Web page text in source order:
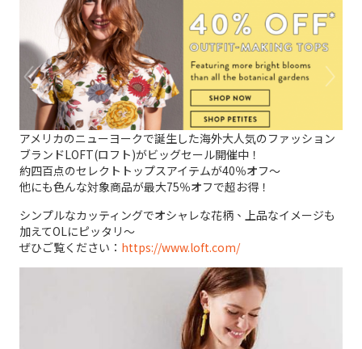
アメリカのニューヨークで誕生した海外大人気のファッション
ブランドLOFT(ロフト)がビッグセール開催中！
約四百点のセレクトトップスアイテムが40％オフ～
他にも色んな対象商品が最大75％オフで超お得！
シンプルなカッティングでオシャレな花柄、上品なイメージも
加えてOLにピッタリ～
ぜひご覧ください： https://www.loft.com/